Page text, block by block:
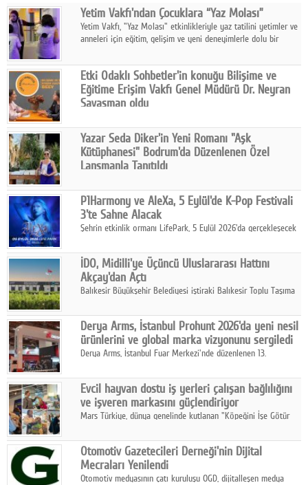
Facebook
Diziler
Karikatür
Youtube
Polemik
Reklam
Yazarlar
Künye
SOSYAL MEDYA
Facebook
Twitter
Google Plus
© 2026 TÜM HAKLARI SAKLIDIR
Yetim Vakfı'ndan Çocuklara “Yaz Molası”
Yetim Vakfı, "Yaz Molası" etkinlikleriyle yaz tatilini yetimler ve
anneleri için eğitim, gelişim ve yeni deneyimlerle dolu bir
Etki Odaklı Sohbetler'in konuğu Bilişime ve
Eğitime Erişim Vakfı Genel Müdürü Dr. Neyran
Savaşman oldu
vakfın bu ihtiyaçtan doğan çalışmaları, Kıvılcım Programı, yapay
zekânın eğitimde kullanımı ve gelecek dönem hedefleri ele
alındı.
Yazar Seda Diker'in Yeni Romanı "Aşk
Kütüphanesi" Bodrum'da Düzenlenen Özel
Lansmanla Tanıtıldı
Diker'in 13. kitabı “Aşk Kütüphanesi” 6 Ağustos'ta Casa dell'Arte
Bodrum'da düzenlenen özel lansmanla okurlarıyla buluştu.
P1Harmony ve AleXa, 5 Eylül'de K-Pop Festivali
3'te Sahne Alacak
Şehrin etkinlik ormanı LifePark, 5 Eylül 2026'da gerçekleşecek
haritasında önemli bir destinasyon haline getirmeye
hazırlanıyor.
İDO, Midilli'ye Üçüncü Uluslararası Hattını
Akçay'dan Açtı
Balıkesir Büyükşehir Belediyesi iştiraki Balıkesir Toplu Taşıma
Midilli hattının resmi açılışı gerçekleştirildi.
Derya Arms, İstanbul Prohunt 2026'da yeni nesil
ürünlerini ve global marka vizyonunu sergiledi
Derya Arms, İstanbul Fuar Merkezi'nde düzenlenen 13.
Fuarı'nda sektör profesyonelleri, iş ortakları, bayiler ve son
kullanıcılarla bir araya geldi.
Evcil hayvan dostu iş yerleri çalışan bağlılığını
ve işveren markasını güçlendiriyor
Mars Türkiye, dünya genelinde kutlanan "Köpeğini İşe Götür
çalışan bağlılığı, iyi olma hali ve işveren markası üzerindeki
etkisine dikkat çekti.
Otomotiv Gazetecileri Derneği'nin Dijital
Mecraları Yenilendi
Otomotiv medyasının çatı kuruluşu OGD, dijitalleşen medya